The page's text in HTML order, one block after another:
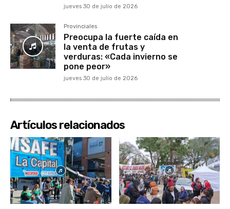
jueves 30 de julio de 2026
Provinciales
Preocupa la fuerte caída en
la venta de frutas y
verduras: «Cada invierno se
pone peor»
jueves 30 de julio de 2026
Artículos relacionados